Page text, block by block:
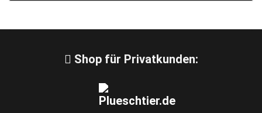
Shop für Privatkunden: